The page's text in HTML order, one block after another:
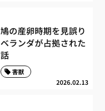
鳩の産卵時期を見誤り
ベランダが占拠された
話
2026.02.13
害獣